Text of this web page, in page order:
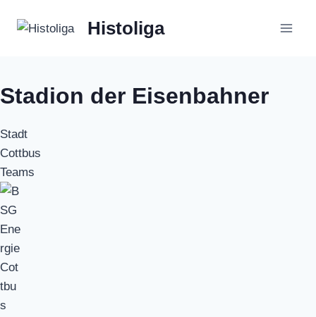
Inhalt
Histoliga
Stadion der Eisenbahner
Stadt
Cottbus
Teams